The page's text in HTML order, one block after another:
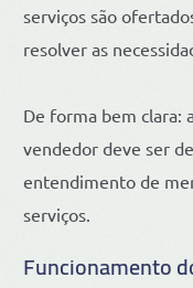
serviços são
resolver as
De forma bem clara:
vendedor deve ser
entendimento de
serviços.
Funcionamento